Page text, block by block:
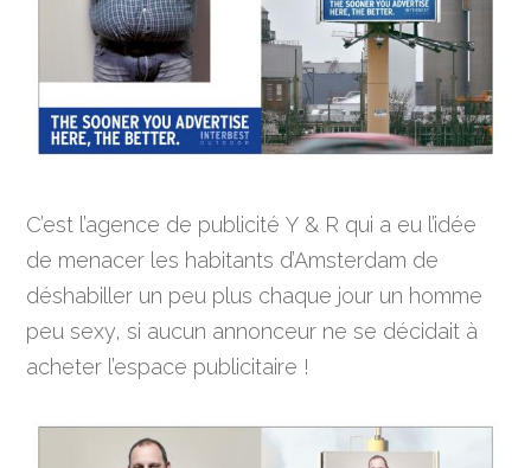
C’est l’agence de publicité Y & R qui a eu l’idée
de menacer les habitants d’Amsterdam de
déshabiller un peu plus chaque jour un homme
peu sexy, si aucun annonceur ne se décidait à
acheter l’espace publicitaire !